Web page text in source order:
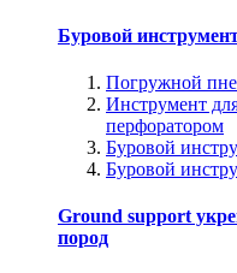
Буровой
Погружной
Инструмент
перфоратором
Буровой
Буровой
Ground support
пород